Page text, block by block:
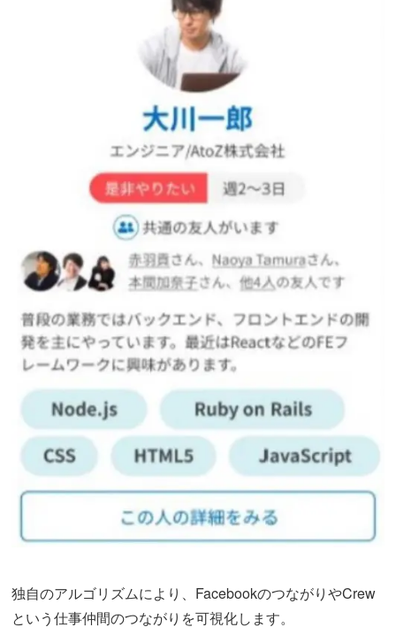
独自のアルゴリズムにより、FacebookのつながりやCrew
という仕事仲間のつながりを可視化します。